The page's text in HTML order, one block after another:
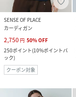
SENSE OF PLACE
カーディガン
2,750 円 50%OFF
250ポイント(10%ポイントバ
ック)
クーポン対象